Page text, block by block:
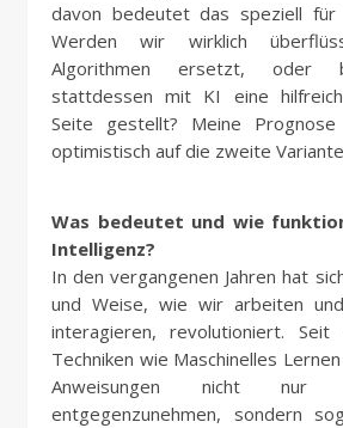
davon bedeutet das speziell für
Werden wir wirklich
Algorithmen ersetzt, oder
stattdessen mit KI eine
Seite gestellt? Meine
optimistisch auf die zweite
Was bedeutet und wie
Intelligenz?
In den vergangenen Jahren hat
und Weise, wie wir arbeiten
interagieren, revolutioniert. Seit
Techniken wie Maschinelles
Anweisungen nicht nur
entgegenzunehmen, sondern